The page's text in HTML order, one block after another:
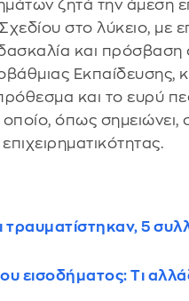
ζητά την άμεση
στο λύκειο, με
και
Εκπαίδευσης,
και το ευρύ
όπως σημειώνει,
5
εισοδήματος: Τι